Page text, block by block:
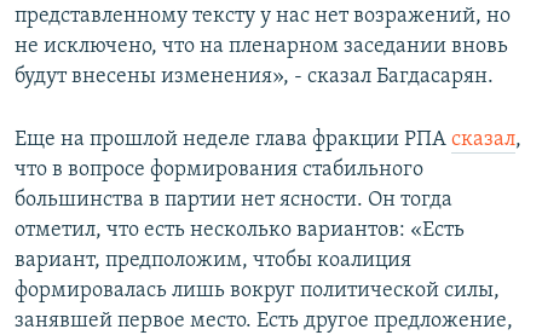
представленному тексту у нас нет возражений, но
не исключено, что на пленарном заседании вновь
будут внесены изменения», - сказал Багдасарян.
Еще на прошлой неделе глава фракции РПА сказал,
что в вопросе формирования стабильного
большинства в партии нет ясности. Он тогда
отметил, что есть несколько вариантов: «Есть
вариант, предположим, чтобы коалиция
формировалась лишь вокруг политической силы,
занявшей первое место. Есть другое предложение,